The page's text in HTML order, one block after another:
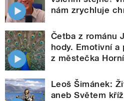
nám zrychluje
Četba z románu
hody. Emotivní
z městečka
Leoš Šimánek:
aneb Světem